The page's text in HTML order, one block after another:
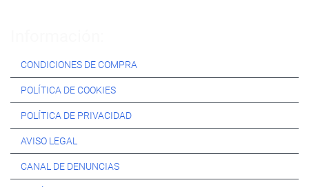
CONDICIONES DE COMPRA
POLÍTICA DE COOKIES
POLÍTICA DE PRIVACIDAD
AVISO LEGAL
CANAL DE DENUNCIAS